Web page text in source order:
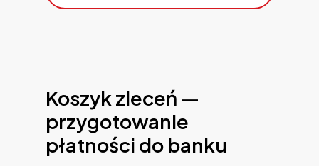
Koszyk zleceń —
przygotowanie
płatności do banku